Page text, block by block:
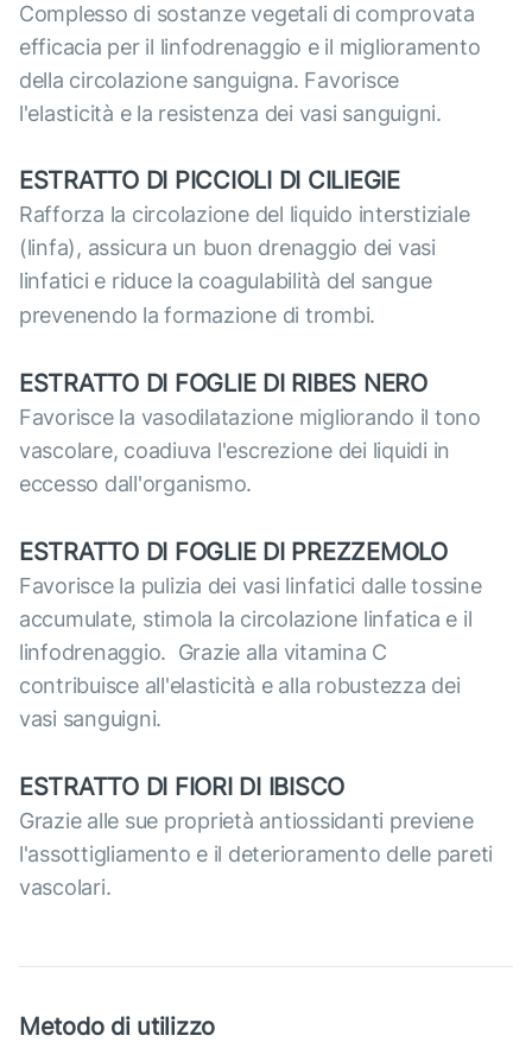
Complesso di sostanze vegetali di comprovata
efficacia per il linfodrenaggio e il miglioramento
della circolazione sanguigna. Favorisce
l'elasticità e la resistenza dei vasi sanguigni.
ESTRATTO DI PICCIOLI DI CILIEGIE
Rafforza la circolazione del liquido interstiziale
(linfa), assicura un buon drenaggio dei vasi
linfatici e riduce la coagulabilità del sangue
prevenendo la formazione di trombi.
ESTRATTO DI FOGLIE DI RIBES NERO
Favorisce la vasodilatazione migliorando il tono
vascolare, coadiuva l'escrezione dei liquidi in
eccesso dall'organismo.
ESTRATTO DI FOGLIE DI PREZZEMOLO
Favorisce la pulizia dei vasi linfatici dalle tossine
accumulate, stimola la circolazione linfatica e il
linfodrenaggio. Grazie alla vitamina C
contribuisce all'elasticità e alla robustezza dei
vasi sanguigni.
ESTRATTO DI FIORI DI IBISCO
Grazie alle sue proprietà antiossidanti previene
l'assottigliamento e il deterioramento delle pareti
vascolari.
Metodo di utilizzo